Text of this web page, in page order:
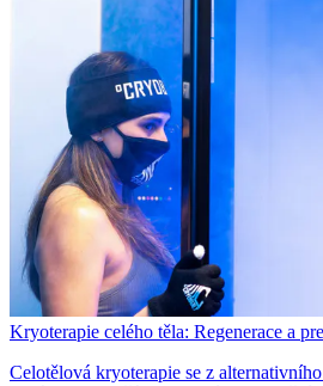
Kryoterapie celého těla: Regenerace a
Celotělová kryoterapie se z